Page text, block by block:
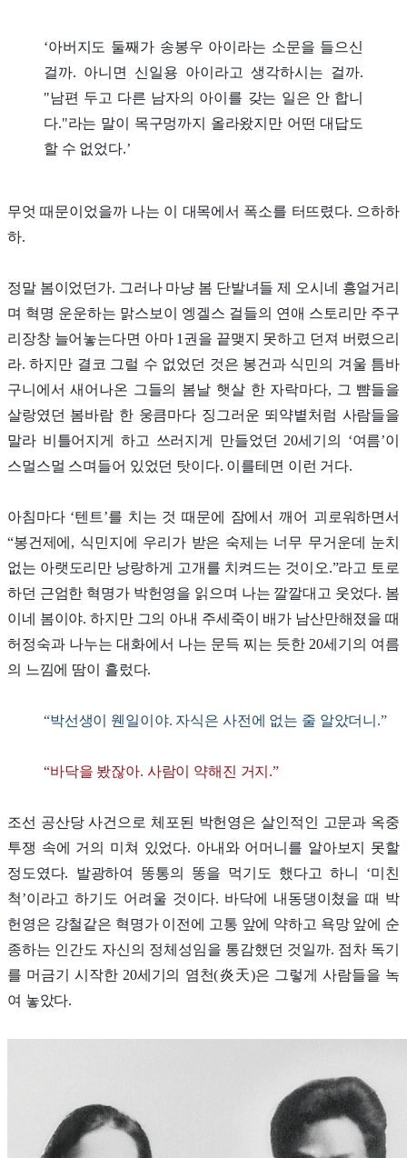
‘아버지도 둘째가 송봉우 아이라는 소문을 들으신
걸까. 아니면 신일용 아이라고 생각하시는 걸까.
"남편 두고 다른 남자의 아이를 갖는 일은 안 합니
다."라는 말이 목구멍까지 올라왔지만 어떤 대답도
할 수 없었다.’
무엇 때문이었을까 나는 이 대목에서 폭소를 터뜨렸다. 으하하
하.
정말 봄이었던가. 그러나 마냥 봄 단발녀들 제 오시네 흥얼거리
며 혁명 운운하는 맑스보이 엥겔스 걸들의 연애 스토리만 주구
리장창 늘어놓는다면 아마 1권을 끝맺지 못하고 던져 버렸으리
라. 하지만 결코 그럴 수 없었던 것은 봉건과 식민의 겨울 틈바
구니에서 새어나온 그들의 봄날 햇살 한 자락마다, 그 뺨들을
살랑였던 봄바람 한 웅큼마다 징그러운 뙤약볕처럼 사람들을
말라 비틀어지게 하고 쓰러지게 만들었던 20세기의 ‘여름’이
스멀스멀 스며들어 있었던 탓이다. 이를테면 이런 거다.
아침마다 ‘텐트’를 치는 것 때문에 잠에서 깨어 괴로워하면서
“봉건제에, 식민지에 우리가 받은 숙제는 너무 무거운데 눈치
없는 아랫도리만 낭랑하게 고개를 치켜드는 것이오.”라고 토로
하던 근엄한 혁명가 박헌영을 읽으며 나는 깔깔대고 웃었다. 봄
이네 봄이야. 하지만 그의 아내 주세죽이 배가 남산만해졌을 때
허정숙과 나누는 대화에서 나는 문득 찌는 듯한 20세기의 여름
의 느낌에 땀이 흘렀다.
“박선생이 웬일이야. 자식은 사전에 없는 줄 알았더니.”
“바닥을 봤잖아. 사람이 약해진 거지.”
조선 공산당 사건으로 체포된 박헌영은 살인적인 고문과 옥중
투쟁 속에 거의 미쳐 있었다. 아내와 어머니를 알아보지 못할
정도였다. 발광하여 똥통의 똥을 먹기도 했다고 하니 ‘미친
척’이라고 하기도 어려울 것이다. 바닥에 내동댕이쳤을 때 박
헌영은 강철같은 혁명가 이전에 고통 앞에 약하고 욕망 앞에 순
종하는 인간도 자신의 정체성임을 통감했던 것일까. 점차 독기
를 머금기 시작한 20세기의 염천(炎天)은 그렇게 사람들을 녹
여 놓았다.